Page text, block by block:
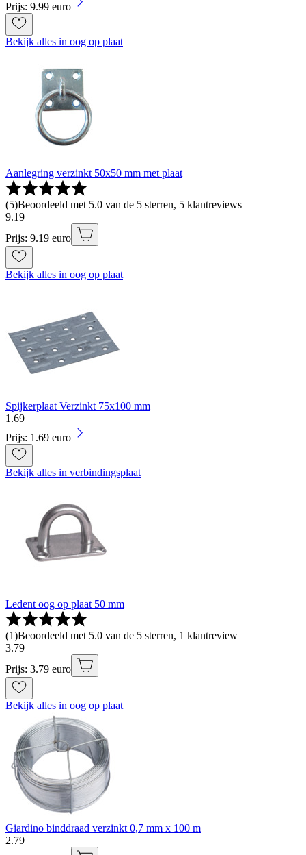
Prijs: 9.99 euro
Bekijk alles in oog op plaat
Aanlegring verzinkt 50x50 mm met plaat
(5)Beoordeeld met 5.0 van de 5 sterren, 5 klantreviews
9.19
Prijs: 9.19 euro
Bekijk alles in oog op plaat
Spijkerplaat Verzinkt 75x100 mm
1 .69
Prijs: 1.69 euro
Bekijk alles in verbindingsplaat
Ledent oog op plaat 50 mm
(1)Beoordeeld met 5.0 van de 5 sterren, 1 klantreview
3.79
Prijs: 3.79 euro
Bekijk alles in oog op plaat
Giardino binddraad verzinkt 0,7 mm x 100 m
2.79